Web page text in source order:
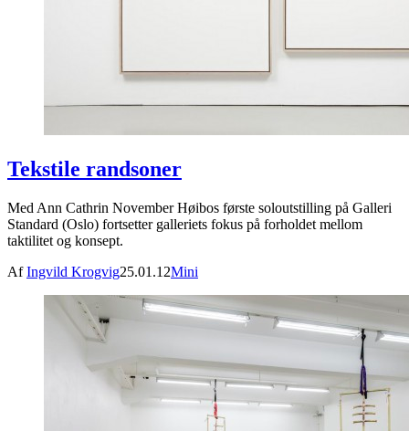
Tekstile randsoner
Med Ann Cathrin November Høibos første soloutstilling på Galleri
Standard (Oslo) fortsetter galleriets fokus på forholdet mellom
taktilitet og konsept.
AfIngvild Krogvig25.01.12Mini